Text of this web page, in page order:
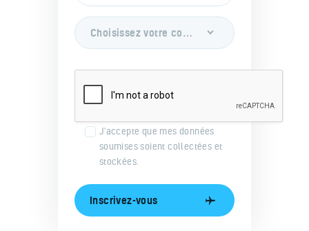
J'accepte que mes données
soumises soient collectées et
stockées.